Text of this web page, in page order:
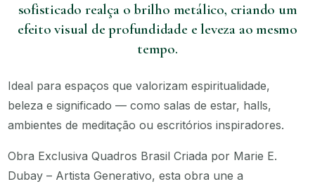
sofisticado realça o brilho metálico, criando um
efeito visual de profundidade e leveza ao mesmo
tempo.
Ideal para espaços que valorizam espiritualidade,
beleza e significado — como salas de estar, halls,
ambientes de meditação ou escritórios inspiradores.
Obra Exclusiva Quadros Brasil Criada por Marie E.
Dubay – Artista Generativo, esta obra une a